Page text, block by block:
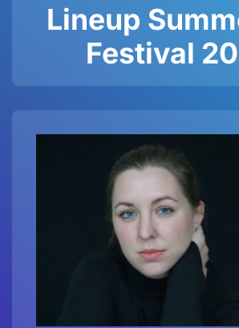
Lineup
Festival